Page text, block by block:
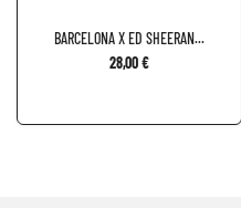
BARCELONA X ED SHEERAN...
28,00 €